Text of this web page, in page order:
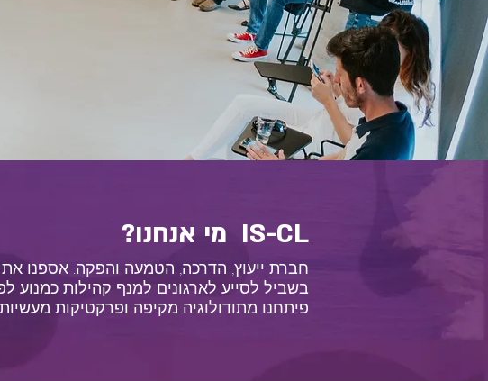
?מי אנחנו IS-CL
חברת ייעוץ, הדרכה, הטמעה והפקה. אספנו את
בשביל לסייע לארגונים למנף קהילות כמנוע
פיתחנו מתודולוגיה מקיפה ופרקטיקות